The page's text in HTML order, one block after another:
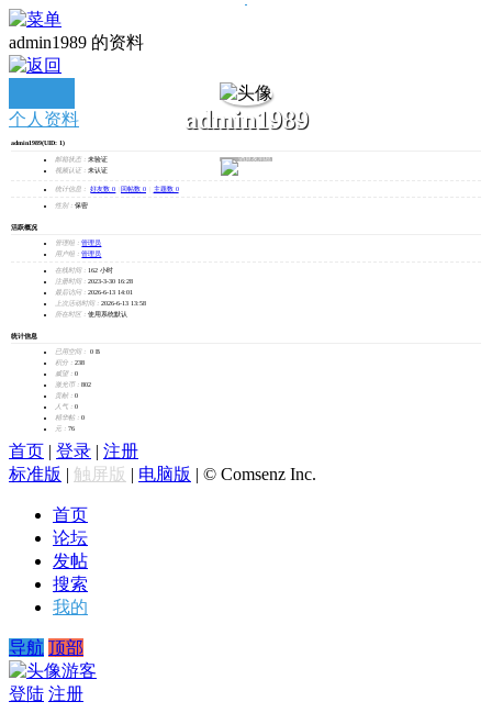
admin1989 的资料
admin1989
发消息
个人资料
admin1989(UID: 1)
邮箱状态： 未验证
视频认证： 未认证
统计信息： 好友数 0 回帖数 0 主题数 0
性别： 保密
活跃概况
管理组： 管理员
用户组： 管理员
在线时间： 162 小时
注册时间： 2023-3-30 16:28
最后访问： 2026-6-13 14:01
上次活动时间： 2026-6-13 13:58
所在时区： 使用系统默认
统计信息
已用空间：
0 B
积分： 238
威望： 0
激光币： 802
贡献： 0
人气： 0
精华帖： 0
元： 76
首页 | 登录 | 注册
标准版 | 触屏版 | 电脑版 | © Comsenz Inc.
首页
论坛
发帖
搜索
我的
导航 顶部
游客
登陆 注册